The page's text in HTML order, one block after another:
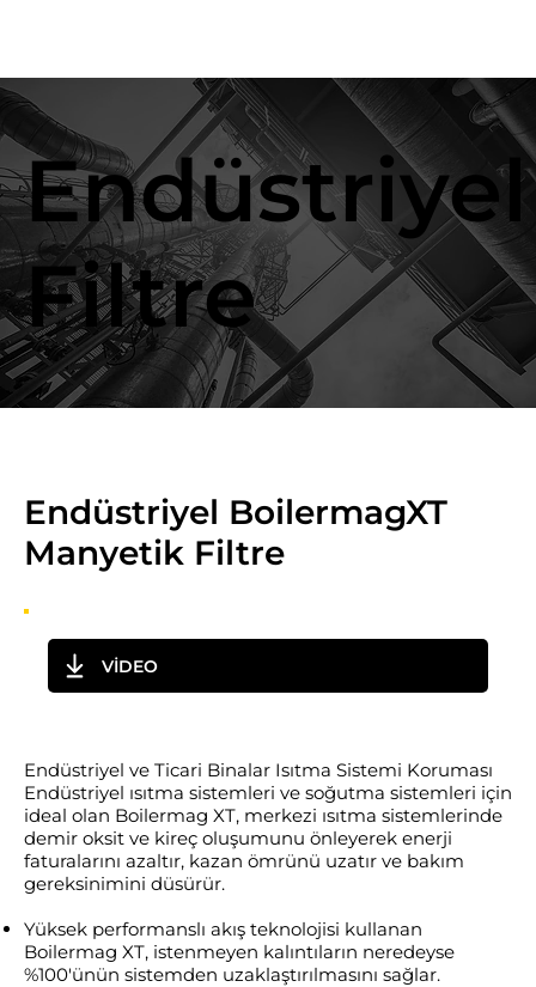
Endüstriyel
Filtre
VİDEO
Endüstriyel ve Ticari Binalar Isıtma Sistemi Koruması
Endüstriyel ısıtma sistemleri ve soğutma sistemleri için
ideal olan Boilermag XT, merkezi ısıtma sistemlerinde
demir oksit ve kireç oluşumunu önleyerek enerji
faturalarını azaltır, kazan ömrünü uzatır ve bakım
gereksinimini düsürür.
Yüksek performanslı akış teknolojisi kullanan
Boilermag XT, istenmeyen kalıntıların neredeyse
%100'ünün sistemden uzaklaştırılmasını sağlar.
Endüstriyel BoilermagXT
Manyetik Filtre